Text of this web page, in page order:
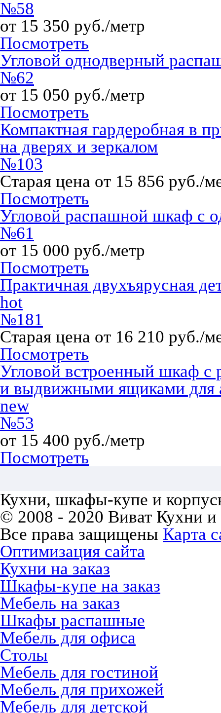
№58
от 15 350 руб./метр
Посмотреть
Угловой однодверный
№62
от 15 050 руб./метр
Посмотреть
Компактная гардеробная в
на дверях и зеркалом
№103
Старая цена от 15 856 руб./
Посмотреть
Угловой распашной шкаф с
№61
от 15 000 руб./метр
Посмотреть
Практичная двухъярусная
hot
№181
Старая цена от 16 210 руб./
Посмотреть
Угловой встроенный шкаф с
и выдвижными ящиками для
new
№53
от 15 400 руб./метр
Посмотреть
Кухни, шкафы-купе и
© 2008 - 2020 Виват Кухни
Все права защищены Карта
Оптимизация сайта
Кухни на заказ
Шкафы-купе на заказ
Мебель на заказ
Шкафы распашные
Мебель для офиса
Столы
Мебель для гостиной
Мебель для прихожей
Мебель для детской